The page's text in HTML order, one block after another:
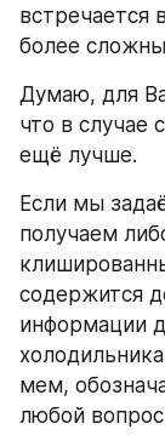
встречается
более
Думаю, для
что в случае
ещё лучше.
Если мы
получаем
содержится
информации
мем,
любой